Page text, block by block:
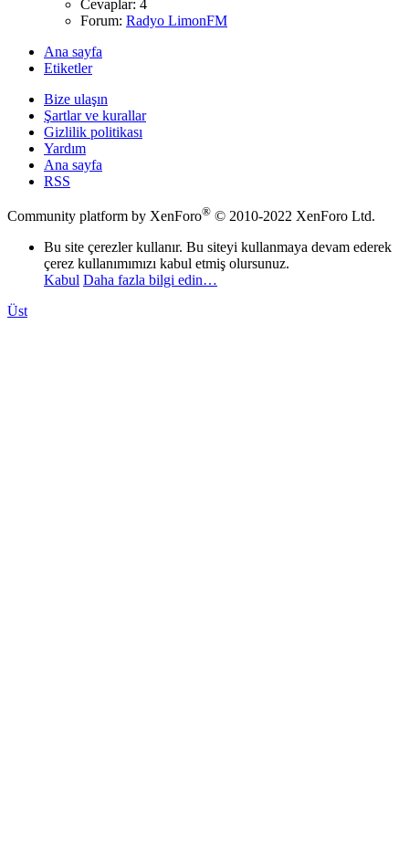
Cevaplar: 4
Forum: Radyo LimonFM
Ana sayfa
Etiketler
Bize ulaşın
Şartlar ve kurallar
Gizlilik politikası
Yardım
Ana sayfa
RSS
Community platform by XenForo® © 2010-2022 XenForo Ltd.
Bu site çerezler kullanır. Bu siteyi kullanmaya devam ederek
çerez kullanımımızı kabul etmiş olursunuz.
Kabul Daha fazla bilgi edin…
Üst